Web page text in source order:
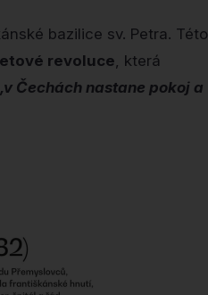
bazilice sv. Petra. Této
revoluce, která
Čechách nastane pokoj a